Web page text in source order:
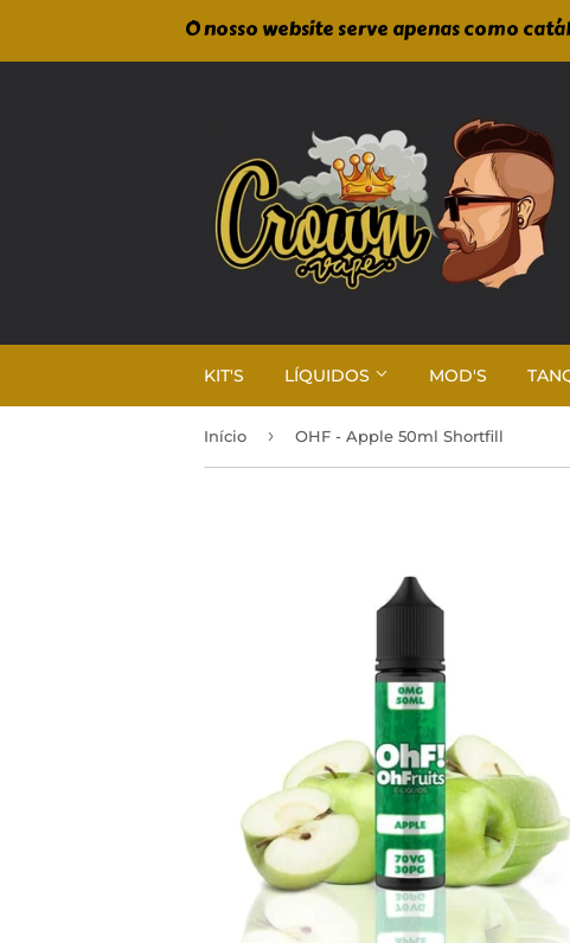
O nosso website serve apenas como
KIT'S LÍQUIDOS MOD'S
Início › OHF - Apple 50ml Shortfill